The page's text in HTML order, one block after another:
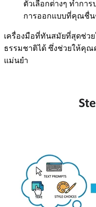
ตัวเลือกต่างๆ ทำกา
การออกแบบที่คุณชื่
เครื่องมือที่ทันสมัยที่สุดช่ว
ธรรมชาติได้ ซึ่งช่วยให้คุ
แม่นยำ